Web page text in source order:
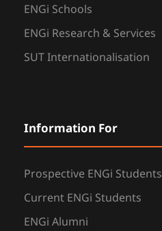
ENGi Schools
ENGi Research & Services
SUT Internationalisation
Information For
Prospective ENGi Students
Current ENGi Students
ENGi Alumni